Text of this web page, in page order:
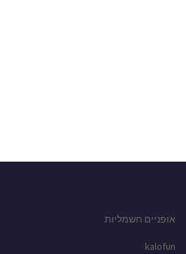
אופניים חשמליות
kalofun